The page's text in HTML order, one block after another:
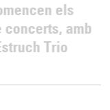
els
concerts, amb
Trio